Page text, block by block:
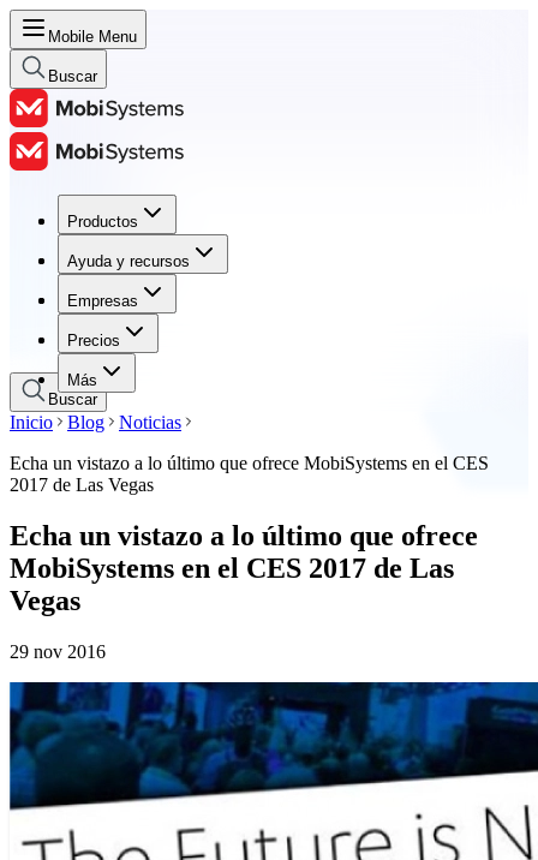
Mobile Menu
Buscar
Productos
Ayuda y recursos
Empresas
Precios
Más
Productos
Ayuda y recursos
Empresas
Precios
Buscar
Inicio Blog
Noticias
Echa un vistazo a lo último que ofrece MobiSystems en el CES
2017 de Las Vegas
Echa un vistazo a lo último que ofrece
MobiSystems en el CES 2017 de Las
Vegas
29 nov 2016